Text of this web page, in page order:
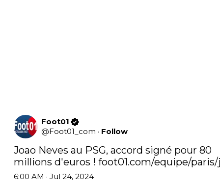
Foot01
@Foot01_com · Follow
Joao Neves au PSG, accord signé pour 80
millions d'euros ! foot01.com/equipe/
6:00 AM · Jul 24, 2024